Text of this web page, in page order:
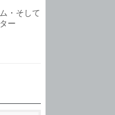
・そして
ー